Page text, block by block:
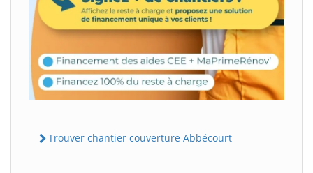
Trouver chantier couverture Abbécourt